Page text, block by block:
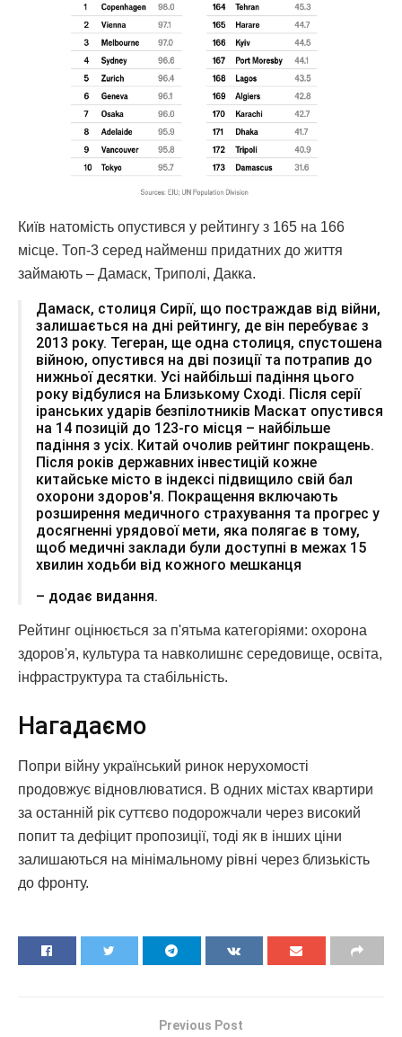
Київ натомість опустився у рейтингу з 165 на 166
місце. Топ-3 серед найменш придатних до життя
займають – Дамаск, Триполі, Дакка.
Дамаск, столиця Сирії, що постраждав від війни,
залишається на дні рейтингу, де він перебуває з
2013 року. Тегеран, ще одна столиця, спустошена
війною, опустився на дві позиції та потрапив до
нижньої десятки. Усі найбільші падіння цього
року відбулися на Близькому Сході. Після серії
іранських ударів безпілотників Маскат опустився
на 14 позицій до 123-го місця – найбільше
падіння з усіх. Китай очолив рейтинг покращень.
Після років державних інвестицій кожне
китайське місто в індексі підвищило свій бал
охорони здоров'я. Покращення включають
розширення медичного страхування та прогрес у
досягненні урядової мети, яка полягає в тому,
щоб медичні заклади були доступні в межах 15
хвилин ходьби від кожного мешканця
– додає видання.
Рейтинг оцінюється за п'ятьма категоріями: охорона
здоров'я, культура та навколишнє середовище, освіта,
інфраструктура та стабільність.
Нагадаємо
Попри війну український ринок нерухомості
продовжує відновлюватися. В одних містах квартири
за останній рік суттєво подорожчали через високий
попит та дефіцит пропозиції, тоді як в інших ціни
залишаються на мінімальному рівні через близькість
до фронту.
Previous Post